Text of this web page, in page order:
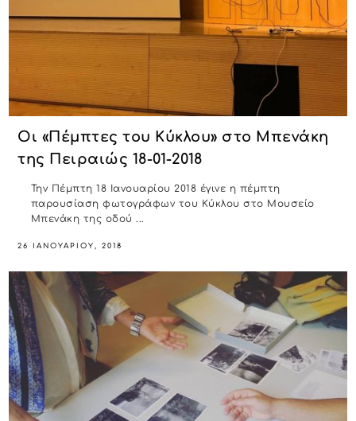
Οι «Πέμπτες του Κύκλου» στο Μπενάκη
της Πειραιώς 18-01-2018
Την Πέμπτη 18 Ιανουαρίου 2018 έγινε η πέμπτη
παρουσίαση φωτογράφων του Κύκλου στο Μουσείο
Μπενάκη της οδού ...
26 ΙΑΝΟΥΑΡΊΟΥ, 2018